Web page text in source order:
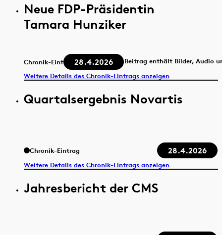
Neue FDP-Präsidentin
Tamara Hunziker
Chronik-Eintrag 28.4.2026
Beitrag enthält Bilder, Audio
Weitere Details des Chronik-Eintrags anzeigen
Quartalsergebnis Novartis
Chronik-Eintrag 28.4.2026
Weitere Details des Chronik-Eintrags anzeigen
Jahresbericht der CMS